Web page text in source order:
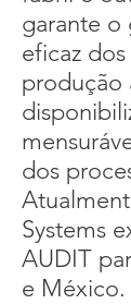
garante o
eficaz
produção
dos
Systems
AUDIT
e México.